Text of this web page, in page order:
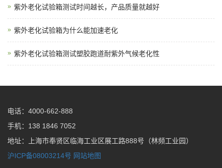
紫外老化试验箱测试时间越长，产品质量就越好
紫外老化试验箱为什么能加速老化
紫外老化试验箱测试塑胶跑道耐紫外气候老化性
电话：4000-662-888
手机：138 1846 7052
地址：上海市奉贤区临海工业区展工路888号（林频工业园）
沪ICP备08003214号 网站地图